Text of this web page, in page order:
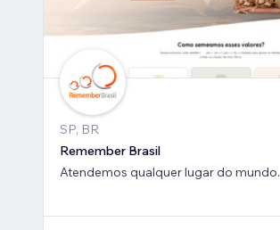
SP, BR
Remember Brasil
Atendemos qualquer lugar do mundo.